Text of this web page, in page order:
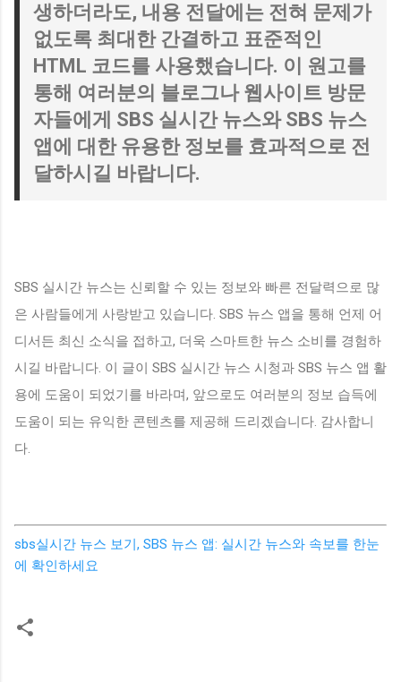
생하더라도, 내용 전달에는 전혀 문제가
없도록 최대한 간결하고 표준적인
HTML 코드를 사용했습니다. 이 원고를
통해 여러분의 블로그나 웹사이트 방문
자들에게 SBS 실시간 뉴스와 SBS 뉴스
앱에 대한 유용한 정보를 효과적으로 전
달하시길 바랍니다.
SBS 실시간 뉴스는 신뢰할 수 있는 정보와 빠른 전달력으로 많
은 사람들에게 사랑받고 있습니다. SBS 뉴스 앱을 통해 언제 어
디서든 최신 소식을 접하고, 더욱 스마트한 뉴스 소비를 경험하
시길 바랍니다. 이 글이 SBS 실시간 뉴스 시청과 SBS 뉴스 앱 활
용에 도움이 되었기를 바라며, 앞으로도 여러분의 정보 습득에
도움이 되는 유익한 콘텐츠를 제공해 드리겠습니다. 감사합니
다.
sbs실시간 뉴스 보기, SBS 뉴스 앱: 실시간 뉴스와 속보를 한눈
에 확인하세요